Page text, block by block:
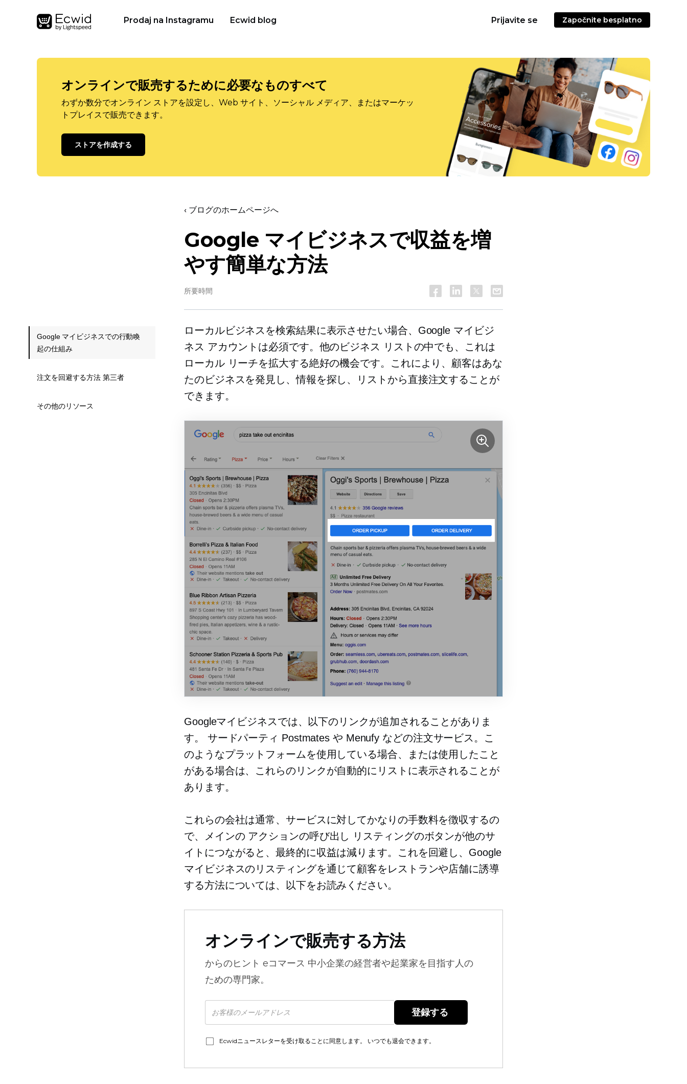
Prodaj na Instagramu Ecwid blog Prijavite se Započnite besplatno
オンラインで販売するために必要なものすべて
わずか数分でオンライン ストアを設定し、Web サイト、ソーシャル メディア、またはマーケッ
トプレイスで販売できます。
ストアを作成する
‹ ブログのホームページへ
Google マイビジネスで収益を増
やす簡単な方法
所要時間
ローカルビジネスを検索結果に表示させたい場合、Google マイビジ
ネス アカウントは必須です。他のビジネス リストの中でも、これは
ローカル リーチを拡大する絶好の機会です。これにより、顧客はあな
たのビジネスを発見し、情報を探し、リストから直接注文することが
できます。
Googleマイビジネスでは、以下のリンクが追加されることがありま
す。 サードパーティ Postmates や Menufy などの注文サービス。こ
のようなプラットフォームを使用している場合、または使用したこと
がある場合は、これらのリンクが自動的にリストに表示されることが
あります。
これらの会社は通常、サービスに対してかなりの手数料を徴収するの
で、メインの アクションの呼び出し リスティングのボタンが他のサ
イトにつながると、最終的に収益は減ります。これを回避し、Google
マイビジネスのリスティングを通じて顧客をレストランや店舗に誘導
する方法については、以下をお読みください。
オンラインで販売する方法
からのヒント eコマース 中小企業の経営者や起業家を目指す人の
ための専門家。
Ecwidニュースレターを受け取ることに同意します。 いつでも退会できます。
Google マイビジネスでの行動喚
起の仕組み
注文を回避する方法 第三者
その他のリソース